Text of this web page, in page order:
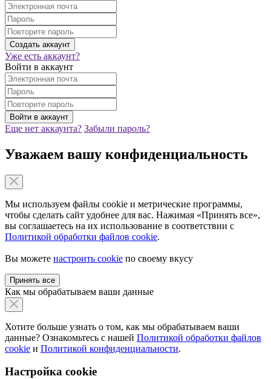
Уже есть аккаунт?
Войти в аккаунт
Еще нет аккаунта? Забыли пароль?
Уважаем вашу конфиденциальность
Мы используем файлы cookie и метрические программы,
чтобы сделать сайт удобнее для вас. Нажимая «Принять все»,
вы соглашаетесь на их использование в соответствии с
Политикой обработки файлов cookie.
Вы можете настроить cookie по своему вкусу
Принять все
Как мы обрабатываем ваши данные
Хотите больше узнать о том, как мы обрабатываем ваши
данные? Ознакомьтесь с нашей Политикой обработки файлов
cookie и Политикой конфиденциальности.
Настройка cookie